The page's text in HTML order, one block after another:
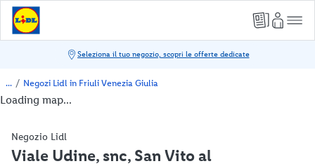
/ Negozi Lidl in Friuli Venezia Giulia
Loading map...
Negozio Lidl
Viale Udine, snc, San Vito al